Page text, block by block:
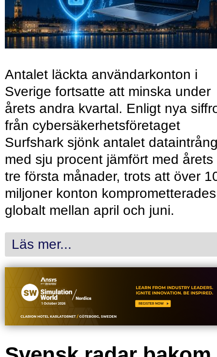
Antalet läckta användarkonton i
Sverige fortsatte att minska under
årets andra kvartal. Enligt nya
från cybersäkerhetsföretaget
Surfshark sjönk antalet
med sju procent jämfört med årets
tre första månader, trots att över
miljoner konton komprometterades
globalt mellan april och juni.
Läs mer...